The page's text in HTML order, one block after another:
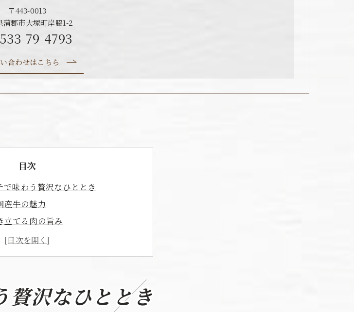
〒443-0013
蒲郡市大塚町岸脇1-2
79-4793
合わせはこちら
目次
味わう贅沢なひととき
産牛の魅力
立てる肉の旨み
しみ方
焼肉店の紹介
の贅沢な時間
織りなす蒲郡市の焼肉ランチの魅力
贅沢なひととき